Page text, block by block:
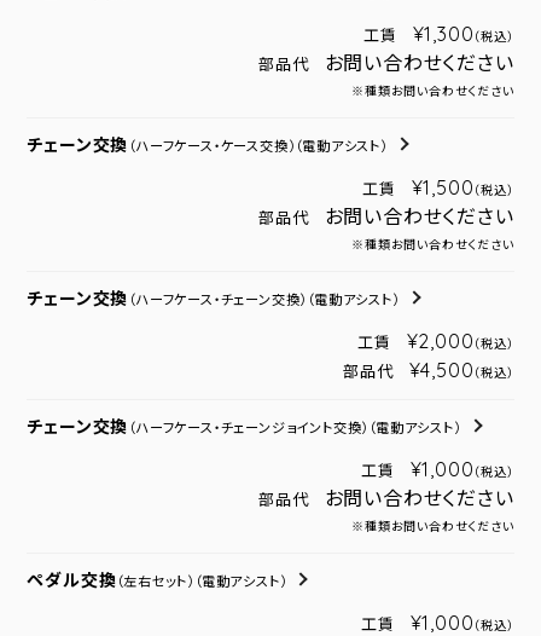
工賃 ¥1,300 （税込）
部品代 お問い合わせください
※種類お問い合わせください
チェーン交換 （ハーフケース・ケース交換） （電動アシスト）
工賃 ¥1,500 （税込）
部品代 お問い合わせください
※種類お問い合わせください
チェーン交換 （ハーフケース・チェーン交換） （電動アシスト）
工賃 ¥2,000 （税込）
部品代 ¥4,500 （税込）
チェーン交換 （ハーフケース・チェーンジョイント交換） （電動アシスト）
工賃 ¥1,000 （税込）
部品代 お問い合わせください
※種類お問い合わせください
ペダル交換 （左右セット） （電動アシスト）
工賃 ¥1,000 （税込）